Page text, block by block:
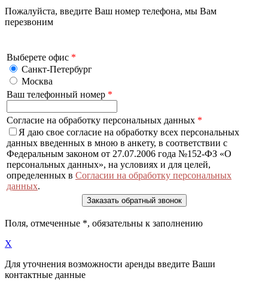
Пожалуйста, введите Ваш номер телефона, мы Вам
перезвоним
Выберете офис *
Санкт-Петербург
Москва
Ваш телефонный номер *
Согласие на обработку персональных данных *
Я даю свое согласие на обработку всех персональных
данных введенных в мною в анкету, в соответствии с
Федеральным законом от 27.07.2006 года №152-ФЗ «О
персональных данных», на условиях и для целей,
определенных в Согласии на обработку персональных
данных.
Поля, отмеченные *, обязательны к заполнению
X
Для уточнения возможности аренды введите Ваши
контактные данные